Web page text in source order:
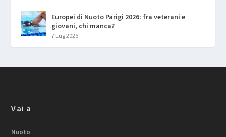
Europei di Nuoto Parigi 2026: fra veterani e
giovani, chi manca?
7 Lug 2026
Vai a
Nuoto